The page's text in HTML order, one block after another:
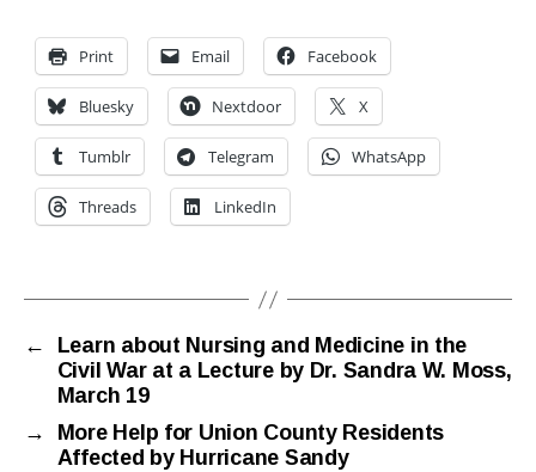
Print Email Facebook
Bluesky Nextdoor X
Tumblr Telegram WhatsApp
Threads LinkedIn
←
Learn about Nursing and Medicine in the
Civil War at a Lecture by Dr. Sandra W. Moss,
March 19
→
More Help for Union County Residents
Affected by Hurricane Sandy